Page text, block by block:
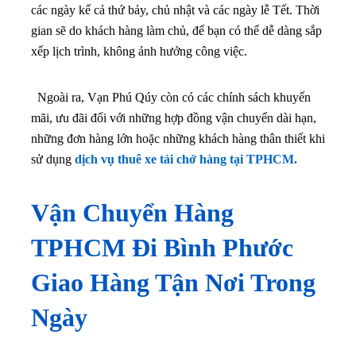
các ngày kể cả thứ bảy, chủ nhật và các ngày lễ Tết. Thời
gian sẽ do khách hàng làm chủ, để bạn có thể dễ dàng sắp
xếp lịch trình, không ảnh hưởng công việc.
Ngoài ra, Vạn Phú Qúy còn có các chính sách khuyến
mãi, ưu đãi đối với những hợp đồng vận chuyển dài hạn,
những đơn hàng lớn hoặc những khách hàng thân thiết khi
sử dụng dịch vụ thuê xe tải chở hàng tại TPHCM.
Vận Chuyển Hàng
TPHCM Đi Bình Phước
Giao Hàng Tận Nơi Trong
Ngày